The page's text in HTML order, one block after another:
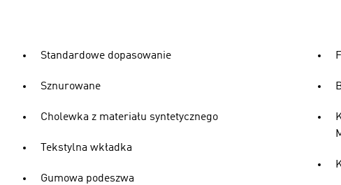
Standardowe dopasowanie
Sznurowane
Cholewka z materiału syntetycznego
Tekstylna wkładka
Gumowa podeszwa